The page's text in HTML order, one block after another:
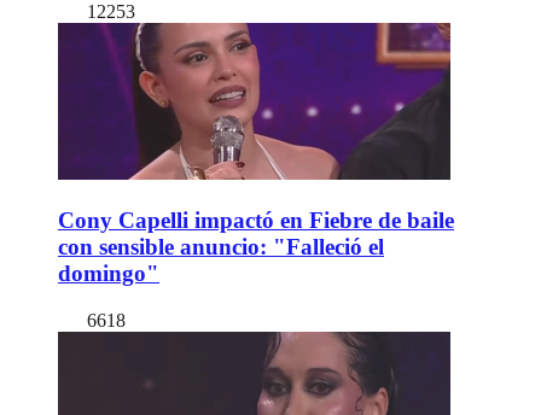
12253
Cony Capelli impactó en Fiebre de baile
con sensible anuncio: "Falleció el
domingo"
6618